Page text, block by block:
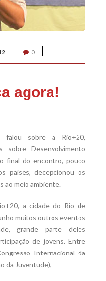
0
agora!
falou sobre a Rio+20,
sobre Desenvolvimento
final do encontro, pouco
países, decepcionou os
ao meio ambiente.
a cidade do Rio de
muitos outros eventos
grande parte deles
de jovens. Entre
Internacional da
da Juventude),